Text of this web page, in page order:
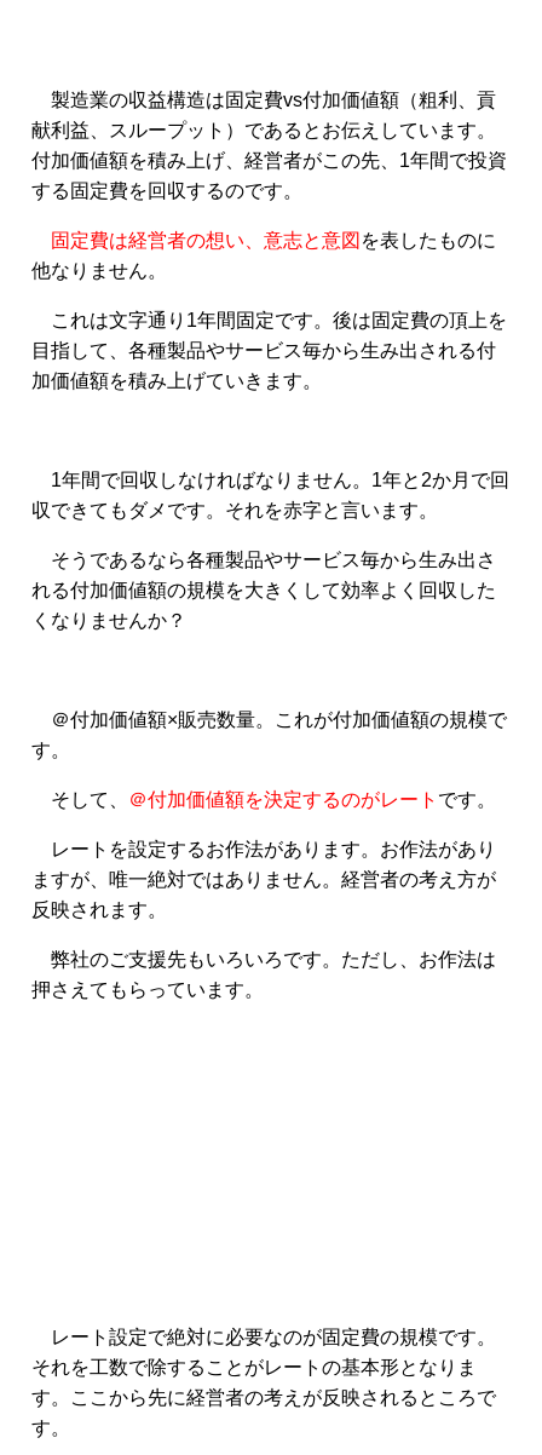
製造業の収益構造は固定費vs付加価値額（粗利、貢
献利益、スループット）であるとお伝えしています。
付加価値額を積み上げ、経営者がこの先、1年間で投資
する固定費を回収するのです。
固定費は経営者の想い、意志と意図 を表したものに
他なりません。
これは文字通り1年間固定です。後は固定費の頂上を
目指して、各種製品やサービス毎から生み出される付
加価値額を積み上げていきます。
1年間で回収しなければなりません。1年と2か月で回
収できてもダメです。それを赤字と言います。
そうであるなら各種製品やサービス毎から生み出さ
れる付加価値額の規模を大きくして効率よく回収した
くなりませんか？
＠付加価値額×販売数量。これが付加価値額の規模で
す。
そして、 ＠付加価値額を決定するのがレート です。
レートを設定するお作法があります。お作法があり
ますが、唯一絶対ではありません。経営者の考え方が
反映されます。
弊社のご支援先もいろいろです。ただし、お作法は
押さえてもらっています。
レート設定で絶対に必要なのが固定費の規模です。
それを工数で除することがレートの基本形となりま
す。ここから先に経営者の考えが反映されるところで
す。